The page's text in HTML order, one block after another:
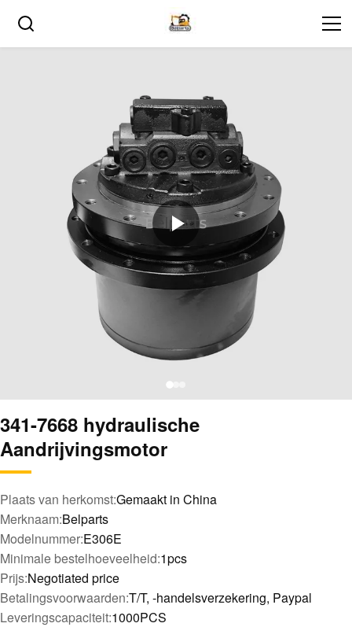
341-7668 hydraulische
Aandrijvingsmotor
Plaats van herkomst:Gemaakt in China
Merknaam:Belparts
Modelnummer:E306E
Minimale bestelhoeveelheid:1pcs
Prijs:Negotiated price
Betalingsvoorwaarden:T/T, -handelsverzekering, Paypal
Leveringscapaciteit:1000PCS